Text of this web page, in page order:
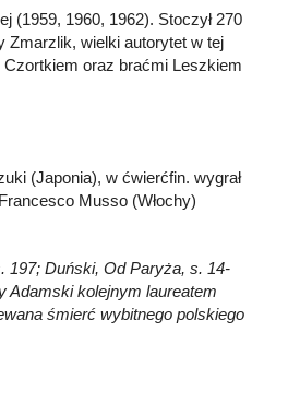
(1959, 1960, 1962). Stoczył 270
Zmarzlik, wielki autorytet w tej
Czortkiem oraz braćmi Leszkiem
(Japonia), w ćwierćfin. wygrał
Musso (Włochy)
197; Duński, Od Paryża, s. 14-
Adamski kolejnym laureatem
śmierć wybitnego polskiego